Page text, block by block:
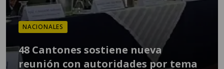
NACIONALES
48 Cantones sostiene nueva
reunión con autoridades por tema